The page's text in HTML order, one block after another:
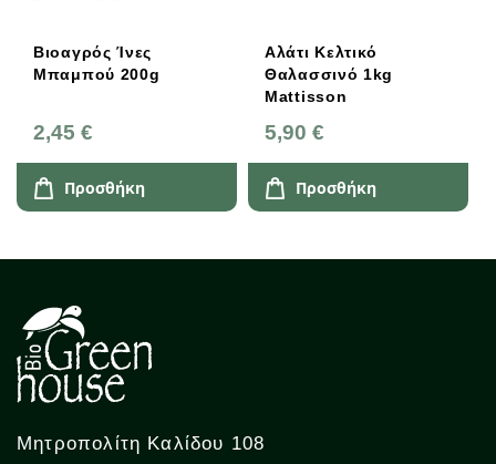
Ίνες
Μπαμπού 200g
Αλάτι Κελτικό
Θαλασσινό 1kg
Προσθήκη
Μητροπολίτη Καλίδου 108